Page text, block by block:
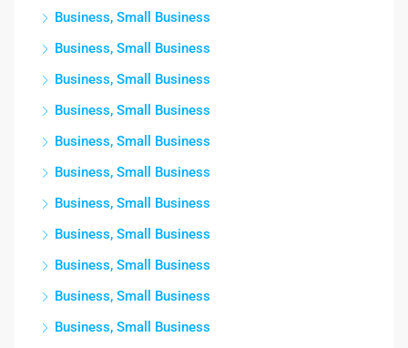
Business, Small Business
Business, Small Business
Business, Small Business
Business, Small Business
Business, Small Business
Business, Small Business
Business, Small Business
Business, Small Business
Business, Small Business
Business, Small Business
Business, Small Business